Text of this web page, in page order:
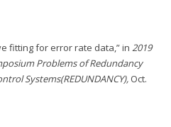
fitting for error rate data,” in2019
Problems of Redundancy
Systems(REDUNDANCY), Oct.